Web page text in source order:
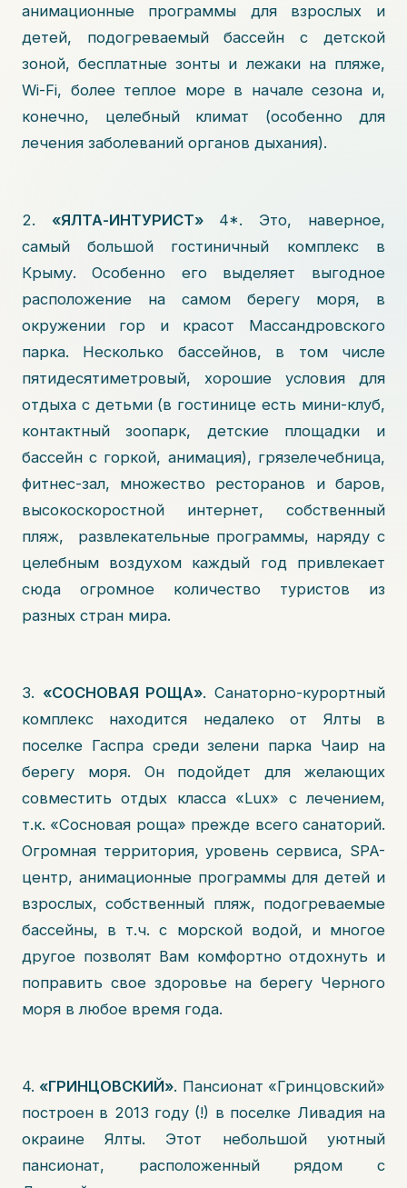
анимационные программы для взрослых и
детей, подогреваемый бассейн с детской
зоной, бесплатные зонты и лежаки на пляже,
Wi-Fi, более теплое море в начале сезона и,
конечно, целебный климат (особенно для
лечения заболеваний органов дыхания).
2. «ЯЛТА-ИНТУРИСТ»4*. Это, наверное,
самый большой гостиничный комплекс в
Крыму. Особенно его выделяет выгодное
расположение на самом берегу моря, в
окружении гор и красот Массандровского
парка. Несколько бассейнов, в том числе
пятидесятиметровый, хорошие условия для
отдыха с детьми (в гостинице есть мини-клуб,
контактный зоопарк, детские площадки и
бассейн с горкой, анимация), грязелечебница,
фитнес-зал, множество ресторанов и баров,
высокоскоростной интернет, собственный
пляж, развлекательные программы, наряду с
целебным воздухом каждый год привлекает
сюда огромное количество туристов из
разных стран мира.
3. «СОСНОВАЯ РОЩА». Санаторно-курортный
комплекс находится недалеко от Ялты в
поселке Гаспра среди зелени парка Чаир на
берегу моря. Он подойдет для желающих
совместить отдых класса «Lux» с лечением,
т.к. «Сосновая роща» прежде всего санаторий.
Огромная территория, уровень сервиса, SPA-
центр, анимационные программы для детей и
взрослых, собственный пляж, подогреваемые
бассейны, в т.ч. с морской водой, и многое
другое позволят Вам комфортно отдохнуть и
поправить свое здоровье на берегу Черного
моря в любое время года.
4. «ГРИНЦОВСКИЙ». Пансионат «Гринцовский»
построен в 2013 году (!) в поселке Ливадия на
окраине Ялты. Этот небольшой уютный
пансионат, расположенный рядом с